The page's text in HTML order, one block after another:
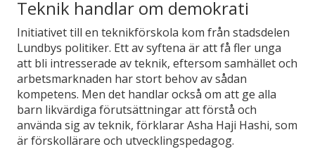
Teknik handlar om demokrati
Initiativet till en teknikförskola kom från stadsdelen
Lundbys politiker. Ett av syftena är att få fler unga
att bli intresserade av teknik, eftersom samhället och
arbetsmarknaden har stort behov av sådan
kompetens. Men det handlar också om att ge alla
barn likvärdiga förutsättningar att förstå och
använda sig av teknik, förklarar Asha Haji Hashi, som
är förskollärare och utvecklingspedagog.